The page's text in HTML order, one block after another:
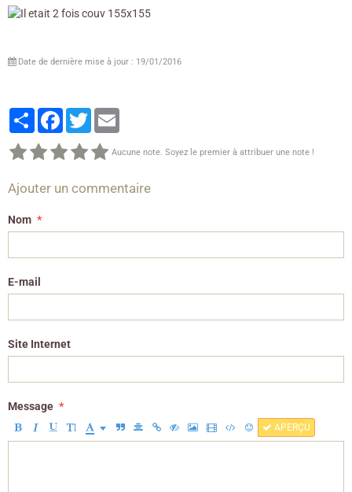
Date de dernière mise à jour : 19/01/2016
PartagerFacebook
Twitter
Aucune note. Soyez le premier à attribuer une note !
Ajouter un commentaire
Nom
E-mail
Site Internet
Message
APERÇU